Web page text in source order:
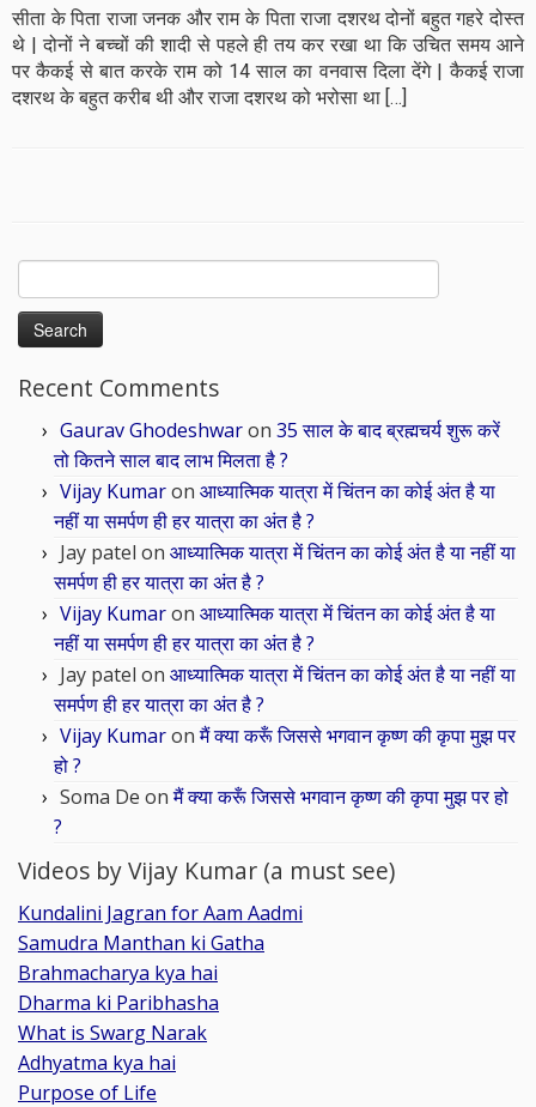
सीता के पिता राजा जनक और राम के पिता राजा दशरथ दोनों बहुत गहरे दोस्त
थे | दोनों ने बच्चों की शादी से पहले ही तय कर रखा था कि उचित समय आने
पर कैकई से बात करके राम को 14 साल का वनवास दिला देंगे | कैकई राजा
दशरथ के बहुत करीब थी और राजा दशरथ को भरोसा था […]
Search
for:
Recent Comments
Gaurav Ghodeshwaron 35 साल के बाद ब्रह्मचर्य शुरू करें
तो कितने साल बाद लाभ मिलता है ?
Vijay Kumaron आध्यात्मिक यात्रा में चिंतन का कोई अंत है या
नहीं या समर्पण ही हर यात्रा का अंत है ?
Jay patel on आध्यात्मिक यात्रा में चिंतन का कोई अंत है या नहीं या
समर्पण ही हर यात्रा का अंत है ?
Vijay Kumaron आध्यात्मिक यात्रा में चिंतन का कोई अंत है या
नहीं या समर्पण ही हर यात्रा का अंत है ?
Jay patel on आध्यात्मिक यात्रा में चिंतन का कोई अंत है या नहीं या
समर्पण ही हर यात्रा का अंत है ?
Vijay Kumaronमैं क्या करूँ जिससे भगवान कृष्ण की कृपा मुझ पर
हो ?
Soma De onमैं क्या करूँ जिससे भगवान कृष्ण की कृपा मुझ पर हो
?
Videos by Vijay Kumar (a must see)
Kundalini Jagran for Aam Aadmi
Samudra Manthan ki Gatha
Brahmacharya kya hai
Dharma ki Paribhasha
What is Swarg Narak
Adhyatma kya hai
Purpose of Life